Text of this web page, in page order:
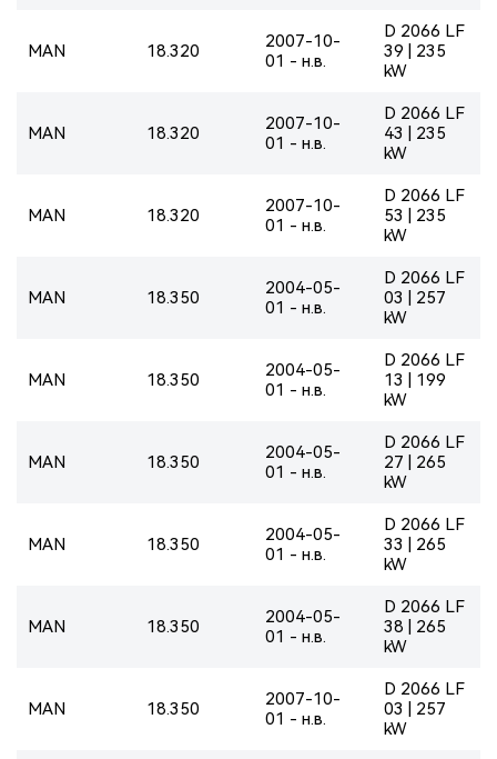
MAN 18.320
2007-10-
01 - н.в.
D 2066 LF
39 | 235
kW
MAN 18.320
2007-10-
01 - н.в.
D 2066 LF
43 | 235
kW
MAN 18.320
2007-10-
01 - н.в.
D 2066 LF
53 | 235
kW
MAN 18.350
2004-05-
01 - н.в.
D 2066 LF
03 | 257
kW
MAN 18.350
2004-05-
01 - н.в.
D 2066 LF
13 | 199
kW
MAN 18.350
2004-05-
01 - н.в.
D 2066 LF
27 | 265
kW
MAN 18.350
2004-05-
01 - н.в.
D 2066 LF
33 | 265
kW
MAN 18.350
2004-05-
01 - н.в.
D 2066 LF
38 | 265
kW
MAN 18.350
2007-10-
01 - н.в.
D 2066 LF
03 | 257
kW